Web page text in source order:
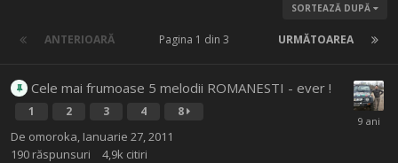
SORTEAZĂ DUPĂ
ANTERIOARĂ URMĂTOAREA
Pagina 1 din 3
Cele mai frumoase 5 melodii ROMANESTI - ever !
1 2 3 4 8
De omoroka Ianuarie 27, 2011
190 răspunsuri 4,9k citiri